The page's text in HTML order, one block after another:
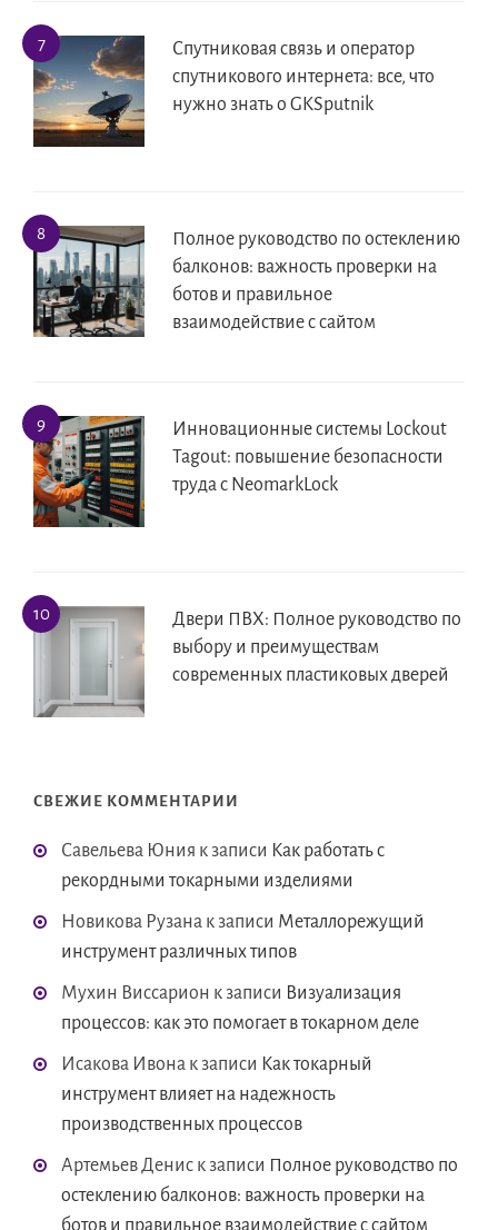
Спутниковая связь и оператор
спутникового интернета: все, что
нужно знать о GKSputnik
Полное руководство по остеклению
балконов: важность проверки на
ботов и правильное
взаимодействие с сайтом
Инновационные системы Lockout
Tagout: повышение безопасности
труда с NeomarkLock
Двери ПВХ: Полное руководство по
выбору и преимуществам
современных пластиковых дверей
СВЕЖИЕ КОММЕНТАРИИ
Савельева Юния к записи Как работать с
рекордными токарными изделиями
Новикова Рузана к записи Металлорежущий
инструмент различных типов
Мухин Виссарион к записи Визуализация
процессов: как это помогает в токарном деле
Исакова Ивона к записи Как токарный
инструмент влияет на надежность
производственных процессов
Артемьев Денис к записи Полное руководство по
остеклению балконов: важность проверки на
ботов и правильное взаимодействие с сайтом